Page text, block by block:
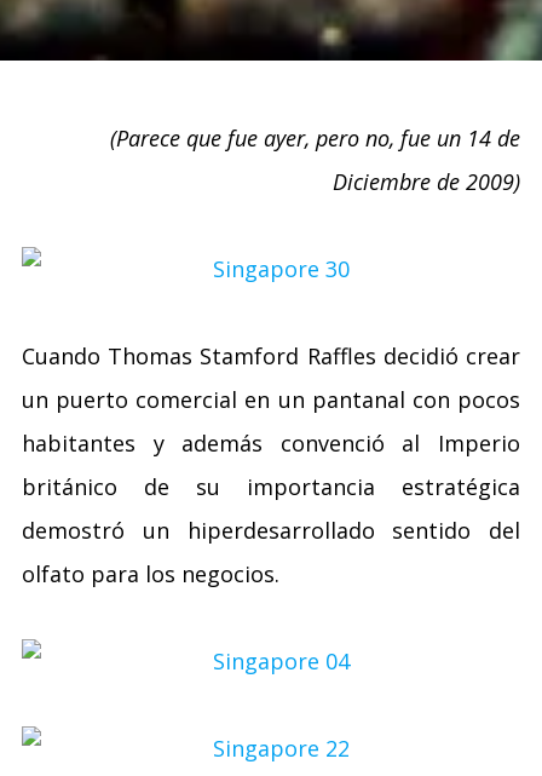
(Parece que fue ayer, pero no, fue un 14 de
Diciembre de 2009)
Cuando Thomas Stamford Raffles decidió crear
un puerto comercial en un pantanal con pocos
habitantes y además convenció al Imperio
británico de su importancia estratégica
demostró un hiperdesarrollado sentido del
olfato para los negocios.